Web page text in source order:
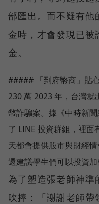
部匯出。而不疑有他
金時，才會發現已被
金。
##### 「到府幣商」貼
230 萬 2023 年，台灣
幣詐騙案。據《中時新
了 LINE 投資群組，裡
天都會提供股市與財經
還建議學生們可以投資加
為了塑造張老師神準
吹捧：「謝謝老師帶